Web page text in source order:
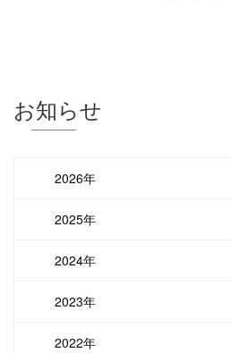
お知らせ
2026年
2025年
2024年
2023年
2022年